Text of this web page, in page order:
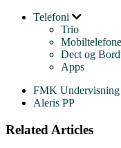
Telefoni
Trio
Dect og
Apps
FMK Undervisning
Aleris PP
Related Articles